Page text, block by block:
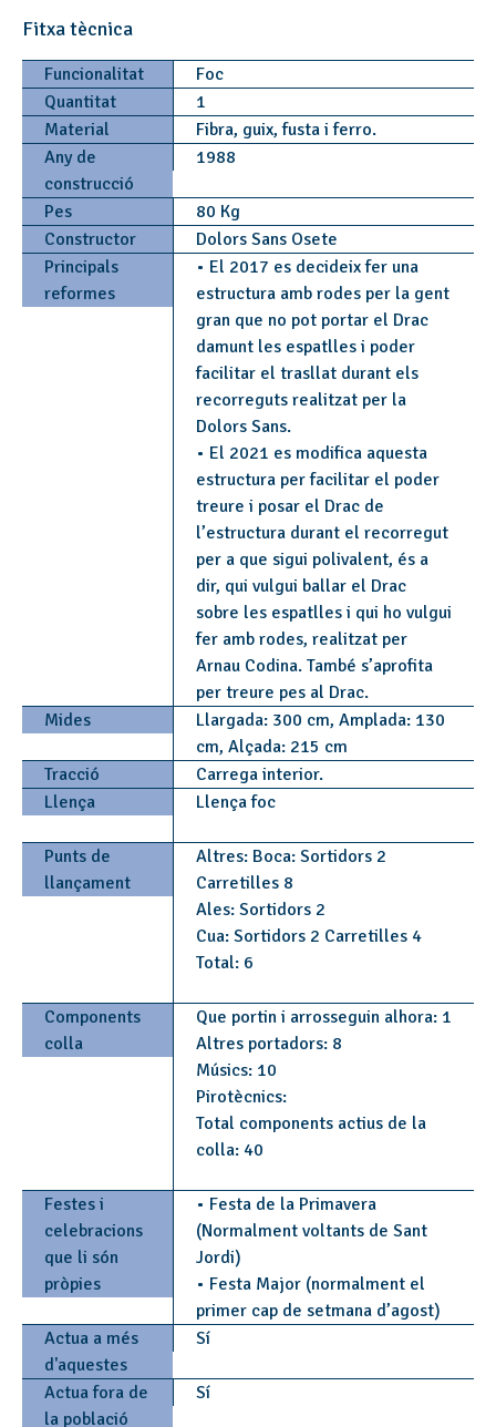
Fitxa tècnica
Funcionalitat
Foc
Quantitat
1
Material
Fibra, guix, fusta i ferro.
Any de
construcció
1988
Pes
80 Kg
Constructor
Dolors Sans Osete
Principals
reformes
• El 2017 es decideix fer una
estructura amb rodes per la gent
gran que no pot portar el Drac
damunt les espatlles i poder
facilitar el trasllat durant els
recorreguts realitzat per la
Dolors Sans.
• El 2021 es modifica aquesta
estructura per facilitar el poder
treure i posar el Drac de
l’estructura durant el recorregut
per a que sigui polivalent, és a
dir, qui vulgui ballar el Drac
sobre les espatlles i qui ho vulgui
fer amb rodes, realitzat per
Arnau Codina. També s’aprofita
per treure pes al Drac.
Mides
Llargada: 300 cm, Amplada: 130
cm, Alçada: 215 cm
Tracció
Carrega interior.
Llença
Llença foc
Punts de
llançament
Altres: Boca: Sortidors 2
Carretilles 8
Ales: Sortidors 2
Cua: Sortidors 2 Carretilles 4
Total: 6
Components
colla
Que portin i arrosseguin alhora: 1
Altres portadors: 8
Músics: 10
Pirotècnics:
Total components actius de la
colla: 40
Festes i
celebracions
que li són
pròpies
• Festa de la Primavera
(Normalment voltants de Sant
Jordi)
• Festa Major (normalment el
primer cap de setmana d’agost)
Actua a més
d'aquestes
Sí
Actua fora de
la població
Sí